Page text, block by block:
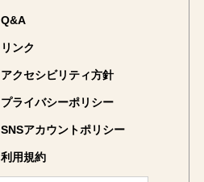
Q&A
リンク
アクセシビリティ方針
プライバシーポリシー
SNSアカウントポリシー
利用規約